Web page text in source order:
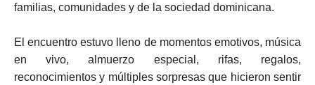
familias, comunidades y de la sociedad dominicana.
El encuentro estuvo lleno de momentos emotivos, música
en vivo, almuerzo especial, rifas, regalos,
reconocimientos y múltiples sorpresas que hicieron sentir